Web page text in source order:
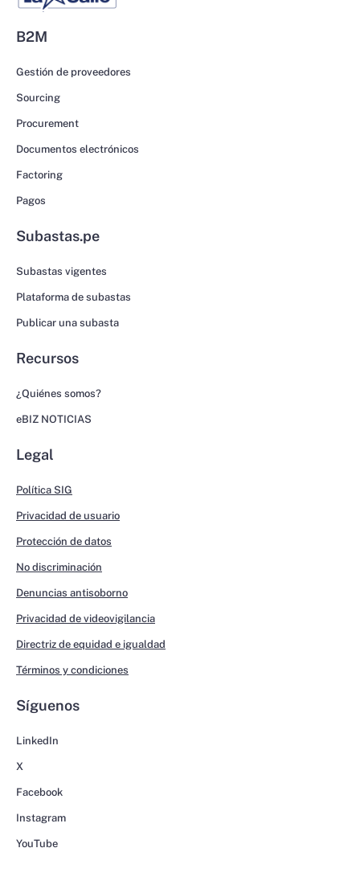
B2M
Gestión de proveedores
Sourcing
Procurement
Documentos electrónicos
Factoring
Pagos
Subastas.pe
Subastas vigentes
Plataforma de subastas
Publicar una subasta
Recursos
¿Quiénes somos?
eBIZ NOTICIAS
Legal
Política SIG
Privacidad de usuario
Protección de datos
No discriminación
Denuncias antisoborno
Privacidad de videovigilancia
Directriz de equidad e igualdad
Términos y condiciones
Síguenos
LinkedIn
X
Facebook
Instagram
YouTube